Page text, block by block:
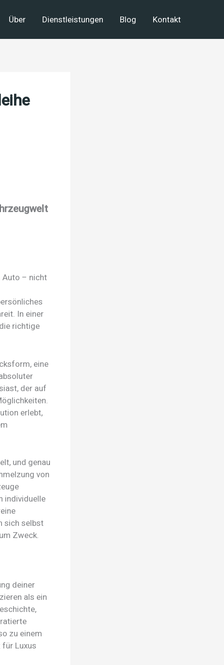
Über Dienstleistungen Blog Kontakt
Auto – nicht
In einer
richtige
eine
der auf
erlebt,
und genau
von
individuelle
sich selbst
Zweck.
deiner
als ein
zu einem
Luxus